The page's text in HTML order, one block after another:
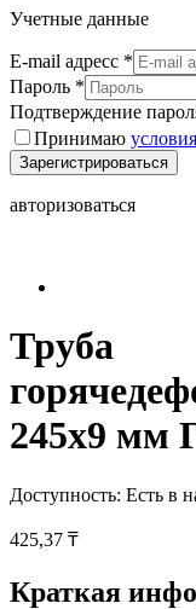
Учетные данные
E-mail адресс *
Пароль *
Подтверждение
Принимаю
Зарегистрироваться
авторизоваться
Труба
245х9 мм
Доступность: Есть в
425,37 ₸
Краткая